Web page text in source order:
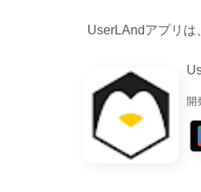
UserLAndアプリは
開